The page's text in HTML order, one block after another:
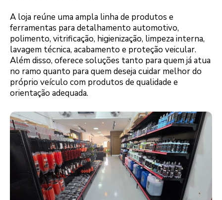
A loja reúne uma ampla linha de produtos e
ferramentas para detalhamento automotivo,
polimento, vitrificação, higienização, limpeza interna,
lavagem técnica, acabamento e proteção veicular.
Além disso, oferece soluções tanto para quem já atua
no ramo quanto para quem deseja cuidar melhor do
próprio veículo com produtos de qualidade e
orientação adequada.